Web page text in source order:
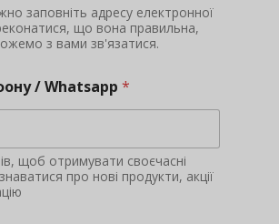
заповніть адресу електронної
що вона правильна,
з вами зв'язатися.
/ Whatsapp *
щоб отримувати своєчасні
про нові продукти, акції